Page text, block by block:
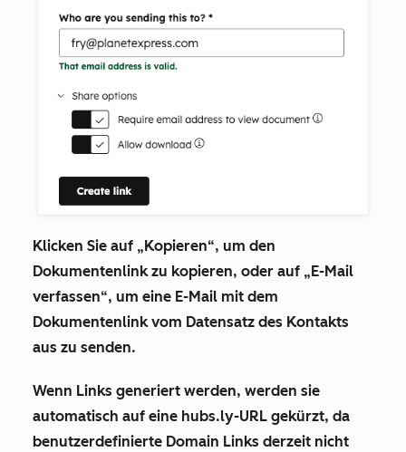
Klicken Sie auf „Kopieren“, um den
Dokumentenlink zu kopieren, oder auf „E-Mail
verfassen“, um eine E-Mail mit dem
Dokumentenlink vom Datensatz des Kontakts
aus zu senden.
Wenn Links generiert werden, werden sie
automatisch auf eine hubs.ly-URL gekürzt, da
benutzerdefinierte Domain Links derzeit nicht